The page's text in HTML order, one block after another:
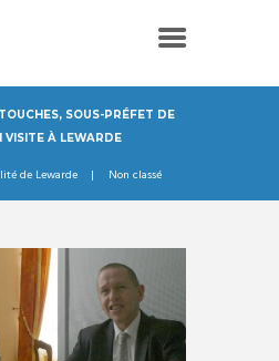
SOUS-PRÉFET DE
VISITE À LEWARDE
de Lewarde Non classé